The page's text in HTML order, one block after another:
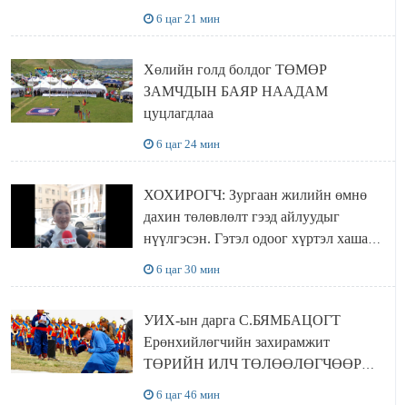
6 цаг 21 мин
Хөлийн голд болдог ТӨМӨР
ЗАМЧДЫН БАЯР НААДАМ
цуцлагдлаа
6 цаг 24 мин
ХОХИРОГЧ: Зургаан жилийн өмнө
дахин төлөвлөлт гээд айлуудыг
нүүлгэсэн. Гэтэл одоог хүртэл хашаа
6 цаг 30 мин
УИХ-ын дарга С.БЯМБАЦОГТ
Ерөнхийлөгчийн захирамжит
ТӨРИЙН ИЛЧ ТӨЛӨӨЛӨГЧӨӨР
6 цаг 46 мин